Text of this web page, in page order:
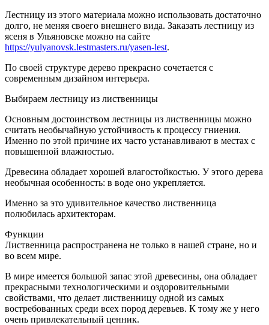
Лестницу из этого материала можно использовать достаточно
долго, не меняя своего внешнего вида. Заказать лестницу из
ясеня в Ульяновске можно на сайте
https://yulyanovsk.lestmasters.ru/yasen-lest.
По своей структуре дерево прекрасно сочетается с
современным дизайном интерьера.
Выбираем лестницу из лиственницы
Основным достоинством лестницы из лиственницы можно
считать необычайную устойчивость к процессу гниения.
Именно по этой причине их часто устанавливают в местах с
повышенной влажностью.
Древесина обладает хорошей влагостойкостью. У этого дерева
необычная особенность: в воде оно укрепляется.
Именно за это удивительное качество лиственница
полюбилась архитекторам.
Функции
Лиственница распространена не только в нашей стране, но и
во всем мире.
В мире имеется большой запас этой древесины, она обладает
прекрасными технологическими и оздоровительными
свойствами, что делает лиственницу одной из самых
востребованных среди всех пород деревьев. К тому же у него
очень привлекательный ценник.